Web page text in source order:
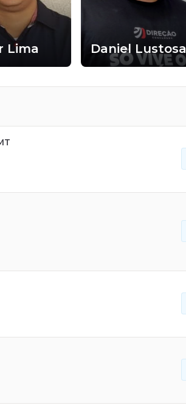
Lima Daniel Lustosa